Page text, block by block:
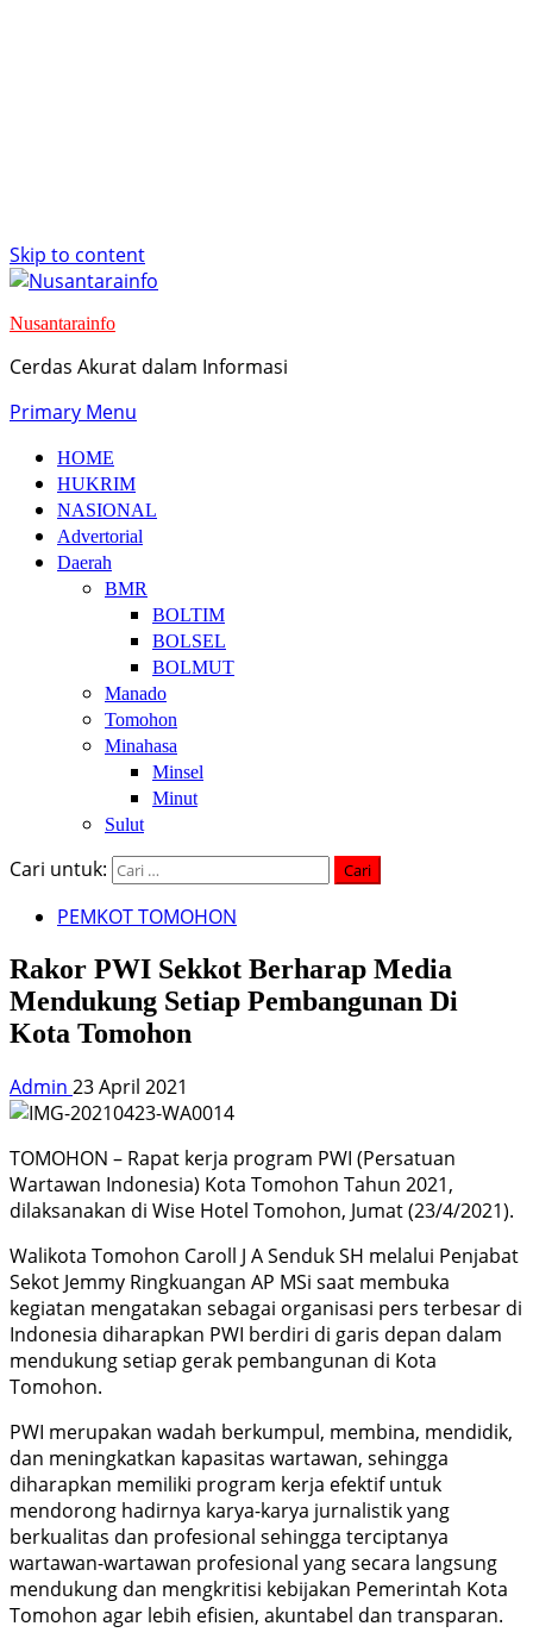
Skip to content
Nusantarainfo
Cerdas Akurat dalam Informasi
Primary Menu
HOME
HUKRIM
NASIONAL
Advertorial
Daerah
BMR
BOLTIM
BOLSEL
BOLMUT
Manado
Tomohon
Minahasa
Minsel
Minut
Sulut
Cari untuk:
PEMKOT TOMOHON
Rakor PWI Sekkot Berharap Media
Mendukung Setiap Pembangunan Di
Kota Tomohon
Admin 23 April 2021
TOMOHON – Rapat kerja program PWI (Persatuan
Wartawan Indonesia) Kota Tomohon Tahun 2021,
dilaksanakan di Wise Hotel Tomohon, Jumat (23/4/2021).
Walikota Tomohon Caroll J A Senduk SH melalui Penjabat
Sekot Jemmy Ringkuangan AP MSi saat membuka
kegiatan mengatakan sebagai organisasi pers terbesar di
Indonesia diharapkan PWI berdiri di garis depan dalam
mendukung setiap gerak pembangunan di Kota
Tomohon.
PWI merupakan wadah berkumpul, membina, mendidik,
dan meningkatkan kapasitas wartawan, sehingga
diharapkan memiliki program kerja efektif untuk
mendorong hadirnya karya-karya jurnalistik yang
berkualitas dan profesional sehingga terciptanya
wartawan-wartawan profesional yang secara langsung
mendukung dan mengkritisi kebijakan Pemerintah Kota
Tomohon agar lebih efisien, akuntabel dan transparan.